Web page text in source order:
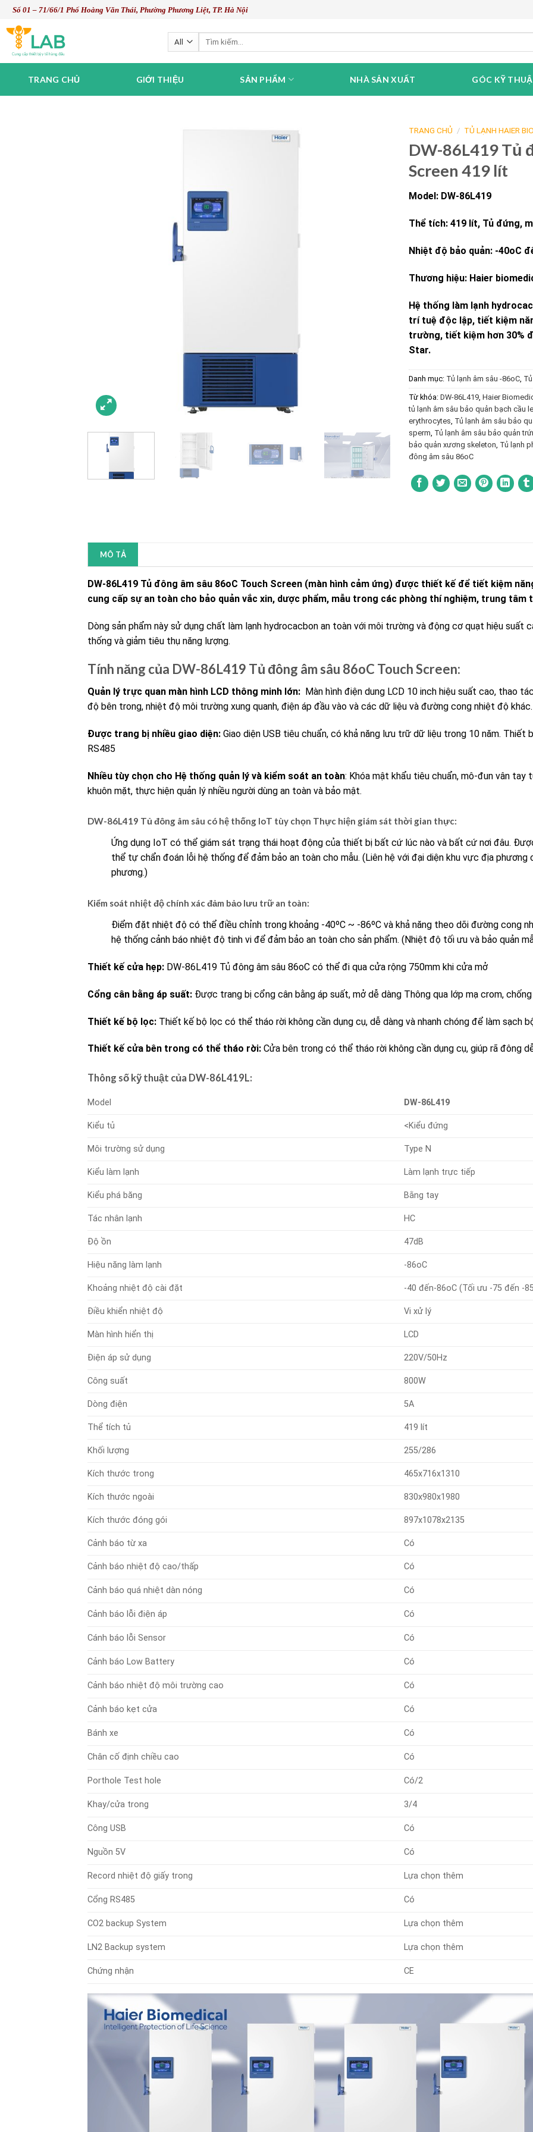
Skip
content
Số 01 – 71/66/1 Phố Hoàng Văn Thái, Phường Phương Liệt, TP. Hà Nội
Tìm
TRANG CHỦ GIỚI THIỆU SẢN PHẨM NHÀ SẢN XUẤT GÓC KỸ
TRANG CHỦ / TỦ LẠNH HAIER
DW-86L419 Tủ
Screen 419 lít
Model: DW-86L419
Thể tích: 419 lít, Tủ đứng,
Nhiệt độ bảo quản: -40oC
Thương hiệu: Haier
Hệ thống làm lạnh
trí tuệ độc lập, tiết kiệm
trường, tiết kiệm hơn 30%
Star.
Danh mục: Tủ lạnh âm sâu -86oC,
Từ khóa: DW-86L419, Haier
tủ lạnh âm sâu bảo quản bạch cầu
erythrocytes, Tủ lạnh âm sâu bảo
sperm, Tủ lạnh âm sâu bảo quản
bảo quản xương skeleton, Tủ lạnh
đông âm sâu 86oC
MÔ TẢ
DW-86L419 Tủ đông âm sâu 86oC Touch Screen (màn hình cảm ứng) được thiết kế để tiết kiệm
cung cấp sự an toàn cho bảo quản vắc xin, dược phẩm, mẫu trong các phòng thí nghiệm, trung tâm
Dòng sản phẩm này sử dụng chất làm lạnh hydrocacbon an toàn với môi trường và động cơ quạt hiệu suất
thống và giảm tiêu thụ năng lượng.
Tính năng của DW-86L419 Tủ đông âm sâu 86oC Touch Screen:
Quản lý trực quan màn hình LCD thông minh lớn: Màn hình điện dung LCD 10 inch hiệu suất cao, thao
độ bên trong, nhiệt độ môi trường xung quanh, điện áp đầu vào và các dữ liệu và đường cong nhiệt độ khác.
Được trang bị nhiều giao diện: Giao diện USB tiêu chuẩn, có khả năng lưu trữ dữ liệu trong 10 năm.
RS485
Nhiều tùy chọn cho Hệ thống quản lý và kiểm soát an toàn: Khóa mật khẩu tiêu chuẩn, mô-đun vân tay
khuôn mặt, thực hiện quản lý nhiều người dùng an toàn và bảo mật.
DW-86L419 Tủ đông âm sâu có hệ thống IoT tùy chọn Thực hiện giám sát thời gian thực:
Ứng dụng IoT có thể giám sát trạng thái hoạt động của thiết bị bất cứ lúc nào và bất cứ nơi đâu.
thể tự chẩn đoán lỗi hệ thống để đảm bảo an toàn cho mẫu. (Liên hệ với đại diện khu vực địa
phương.)
Kiểm soát nhiệt độ chính xác đảm bảo lưu trữ an toàn:
Điểm đặt nhiệt độ có thể điều chỉnh trong khoảng -40ºC ~ -86ºC và khả năng theo dõi đường cong
hệ thống cảnh báo nhiệt độ tinh vi để đảm bảo an toàn cho sản phẩm. (Nhiệt độ tối ưu và bảo quản
Thiết kế cửa hẹp: DW-86L419 Tủ đông âm sâu 86oC có thể đi qua cửa rộng 750mm khi cửa mở
Cổng cân bằng áp suất: Được trang bị cổng cân bằng áp suất, mở dễ dàng Thông qua lớp mạ crom,
Thiết kế bộ lọc: Thiết kế bộ lọc có thể tháo rời không cần dụng cụ, dễ dàng và nhanh chóng để làm sạch
Thiết kế cửa bên trong có thể tháo rời: Cửa bên trong có thể tháo rời không cần dụng cụ, giúp rã đông
Thông số kỹ thuật của DW-86L419L:
Model DW-86L419
Kiểu tủ <Kiểu đứng
Môi trường sử dụng Type N
Kiểu làm lạnh Làm lạnh trực tiếp
Kiểu phá băng Bằng tay
Tác nhân lạnh HC
Độ ồn 47dB
Hiệu năng làm lạnh -86oC
Khoảng nhiệt độ cài đặt -40 đến-86oC (Tối ưu -75 đến -
Điều khiển nhiệt độ Vi xử lý
Màn hình hiển thị LCD
Điện áp sử dụng 220V/50Hz
Công suất 800W
Dòng điện 5A
Thể tích tủ 419 lít
Khối lượng 255/286
Kích thước trong 465x716x1310
Kích thước ngoài 830x980x1980
Kích thước đóng gói 897x1078x2135
Cảnh báo từ xa Có
Cảnh báo nhiệt độ cao/thấp Có
Cảnh báo quá nhiệt dàn nóng Có
Cảnh báo lỗi điện áp Có
Cánh báo lỗi Sensor Có
Cảnh báo Low Battery Có
Cảnh báo nhiệt độ môi trường cao Có
Cảnh báo kẹt cửa Có
Bánh xe Có
Chân cố định chiều cao Có
Porthole Test hole Có/2
Khay/cửa trong 3/4
Công USB Có
Nguồn 5V Có
Record nhiệt độ giấy trong Lựa chọn thêm
Cổng RS485 Có
CO2 backup System Lựa chọn thêm
LN2 Backup system Lựa chọn thêm
Chứng nhận CE